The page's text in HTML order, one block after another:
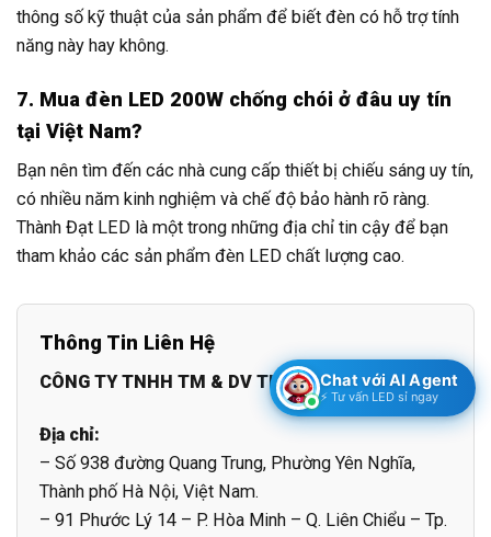
thông số kỹ thuật của sản phẩm để biết đèn có hỗ trợ tính
năng này hay không.
7. Mua đèn LED 200W chống chói ở đâu uy tín
tại Việt Nam?
Bạn nên tìm đến các nhà cung cấp thiết bị chiếu sáng uy tín,
có nhiều năm kinh nghiệm và chế độ bảo hành rõ ràng.
Thành Đạt LED là một trong những địa chỉ tin cậy để bạn
tham khảo các sản phẩm đèn LED chất lượng cao.
Thông Tin Liên Hệ
CÔNG TY TNHH TM & DV THÀNH ĐẠT LED
Địa chỉ:
– Số 938 đường Quang Trung, Phường Yên Nghĩa,
Thành phố Hà Nội, Việt Nam.
– 91 Phước Lý 14 – P. Hòa Minh – Q. Liên Chiểu – Tp.
Chat với AI Agent
⚡ Tư vấn LED sỉ ngay